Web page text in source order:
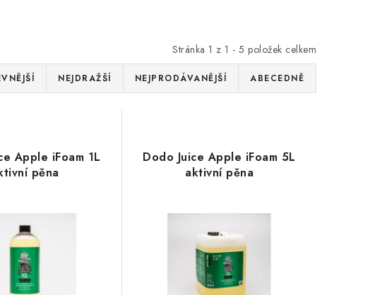
Stránka 1 z 1 - 5 položek celkem
NEJDRAŽŠÍ NEJPRODÁVANĚJŠÍ ABECEDNĚ
Apple iFoam 1L
pěna
Dodo Juice Apple iFoam 5L
aktivní pěna